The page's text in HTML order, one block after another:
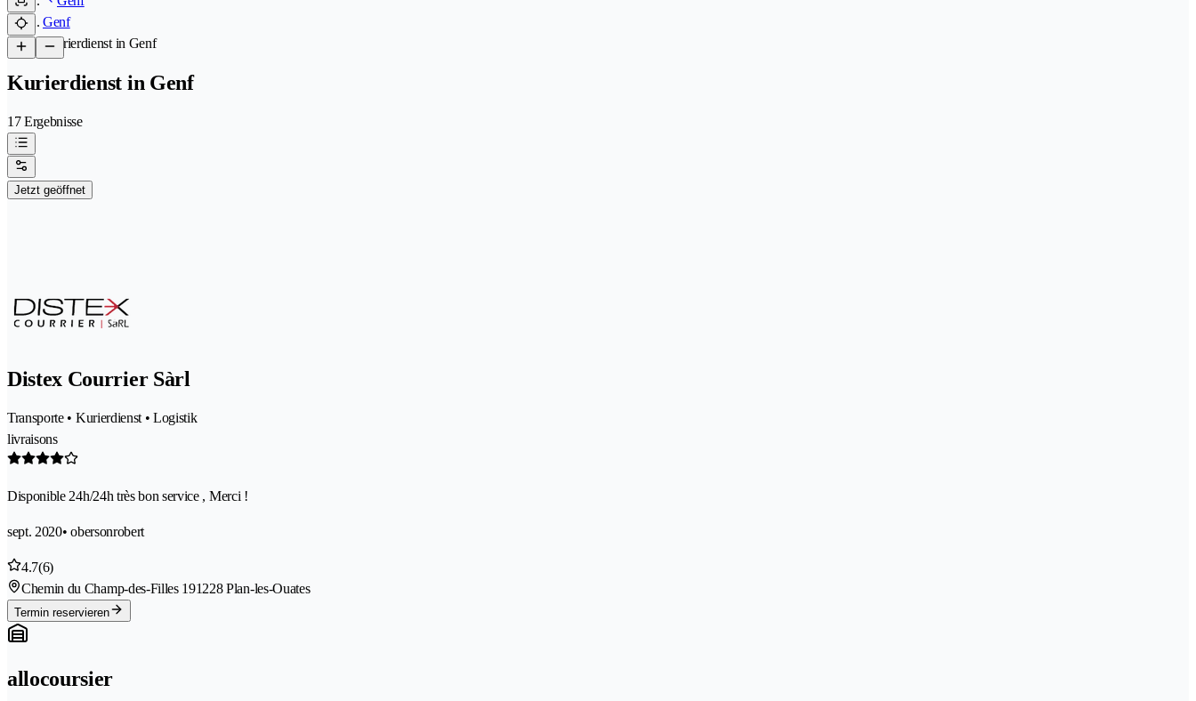
Genf
/Kurierdienst in Genf
Kurierdienst in Genf
17 Ergebnisse
Jetzt geöffnet
Distex Courrier Sàrl
Transporte • Kurierdienst • Logistik
livraisons
Disponible 24h/24h très bon service , Merci !
sept. 2020• obersonrobert
4.7(6)
Chemin du Champ-des-Filles 191228 Plan-les-Ouates
Termin reservieren
allocoursier